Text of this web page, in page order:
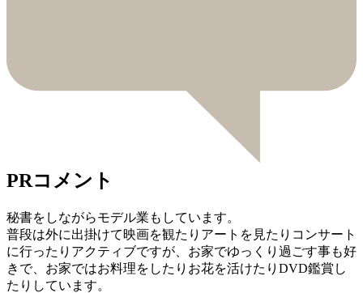
PRコメント
秘書をしながらモデル業もしています。
普段は外に出掛けて映画を観たりアートを見たりコンサート
に行ったりアクティブですが、お家でゆっくり過ごす事も好
きで、お家ではお料理をしたりお花を活けたりDVD鑑賞し
たりしています。